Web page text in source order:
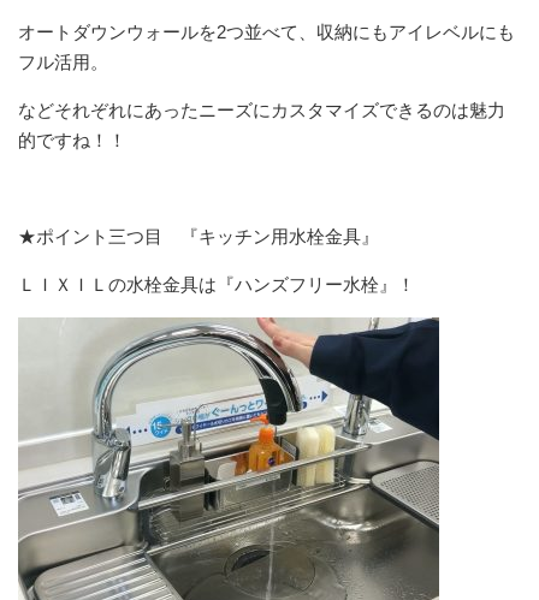
オートダウンウォールを2つ並べて、収納にもアイレベルにも
フル活用。
などそれぞれにあったニーズにカスタマイズできるのは魅力
的ですね！！
★ポイント三つ目 『キッチン用水栓金具』
ＬＩＸＩＬの水栓金具は『ハンズフリー水栓』！